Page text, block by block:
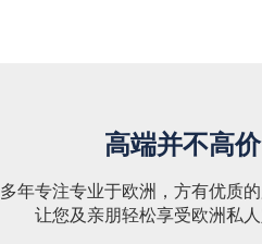
高端并不高价
多年专注专业于欧洲，方有优质
让您及亲朋轻松享受欧洲私人